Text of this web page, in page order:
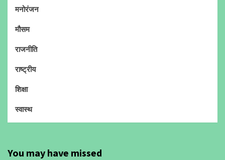
मनोरंजन
मौसम
राजनीति
राष्ट्रीय
शिक्षा
स्वास्थ
You may have missed